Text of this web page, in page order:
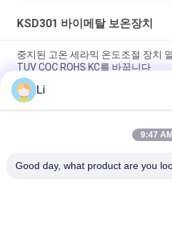
KSD301 바이메탈 보온장치
중지된 고온 세라믹 온도조절 장치
TUV CQC ROHS KC를 바꿉니다
바이메탈 디스크 스냅 액션 서모, 저
250V 10 13C
황급한 활동 유형 KSD301 두금속
Li
9:47 AM
Good day, what product are you